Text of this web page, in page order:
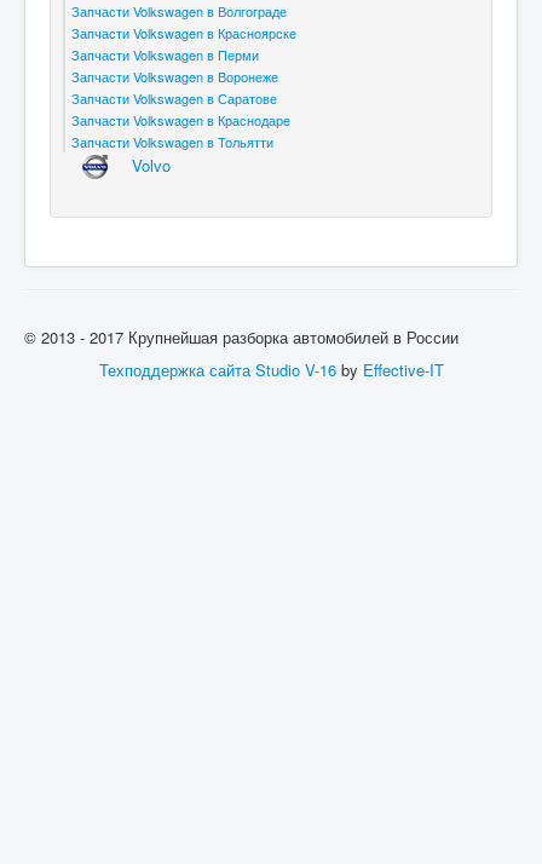
Запчасти Volkswagen в Волгограде
Запчасти Volkswagen в Красноярске
Запчасти Volkswagen в Перми
Запчасти Volkswagen в Воронеже
Запчасти Volkswagen в Саратове
Запчасти Volkswagen в Краснодаре
Запчасти Volkswagen в Тольятти
Volvo
© 2013 - 2017 Крупнейшая разборка автомобилей в России
Техподдержка сайта Studio V-16by Effective-IT